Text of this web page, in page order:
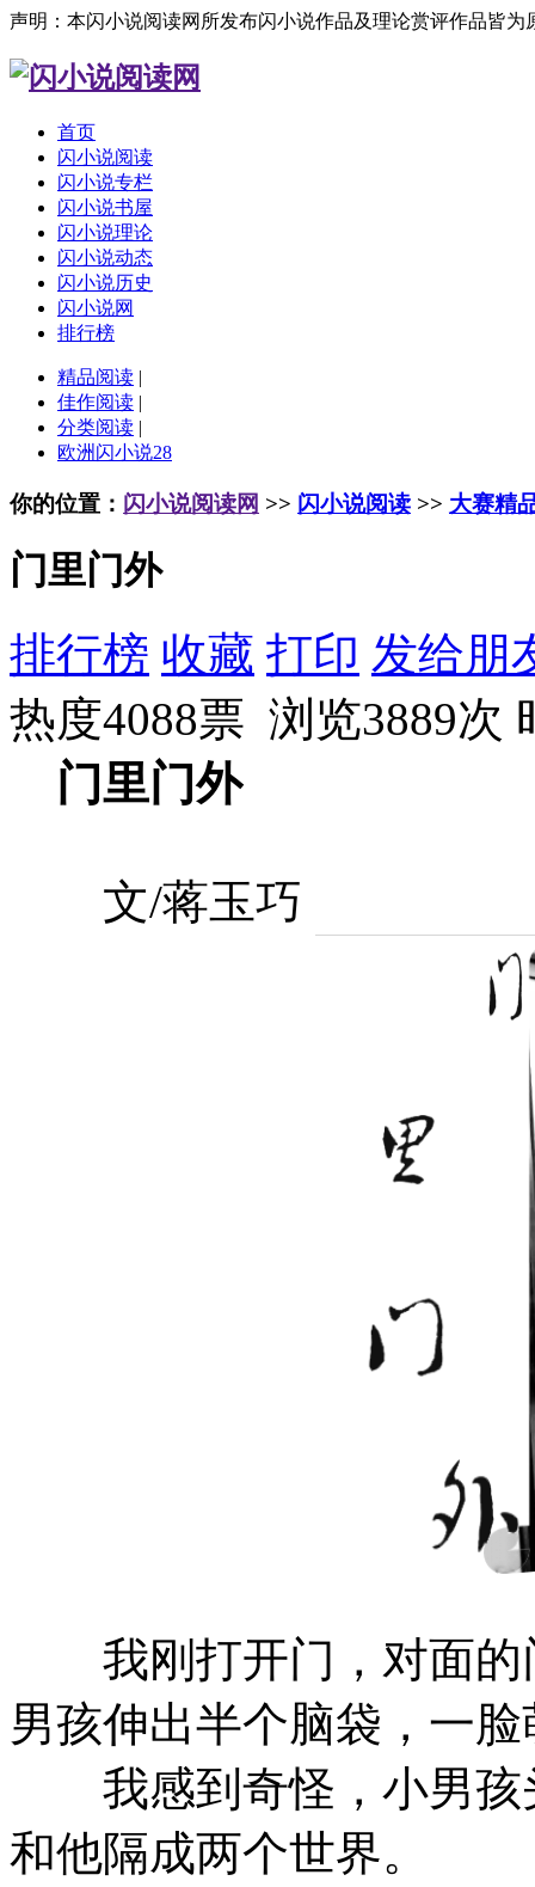
声明：本闪小说阅读网所发布闪小说作品及理论赏评作品皆
首页
闪小说阅读
闪小说专栏
闪小说书屋
闪小说理论
闪小说动态
闪小说历史
闪小说网
排行榜
精品阅读 |
佳作阅读 |
分类阅读 |
欧洲闪小说28
你的位置： 闪小说阅读网 >> 闪小说阅读 >> 大赛精
门里门外
排行榜 收藏 打印 发给朋
热度4088票 浏览3889次
门里门外
文/蒋玉巧
我刚打开门，对面的
男孩伸出半个脑袋，一
我感到奇怪，小男孩
和他隔成两个世界。